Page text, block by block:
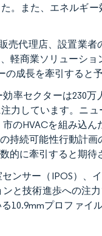
。​また、エネルギ
売代理店、設置業
軽商業ソリューシ
成長を牽引すると予
率セクターは230
力しています。ニ
のHVACを組み込
持続可能性行動計
的に牽引すると期待
ンサー（IPOS）、
と技術進歩への注
10.9mmプロファイ